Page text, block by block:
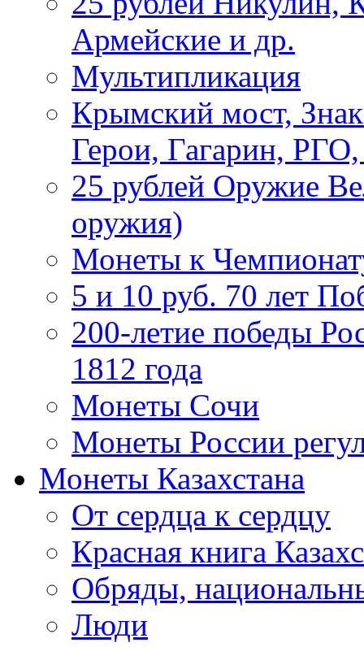
Армейские и др.
Мультипликация
Крымский мост,
Герои, Гагарин,
25 рублей Оружие
оружия)
Монеты к
5 и 10 руб. 70 лет
200-летие победы
1812 года
Монеты Сочи
Монеты России
Монеты Казахстана
От сердца к сердцу
Красная книга
Обряды,
Люди